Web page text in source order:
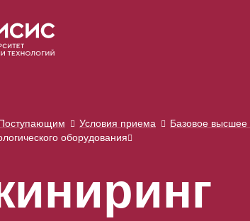
Условия приема Базовое высшее
оборудования